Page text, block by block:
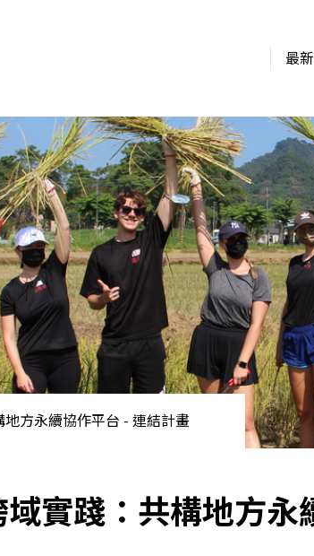
最
地方永續協作平台 - 連結計畫
域實踐：共構地方永